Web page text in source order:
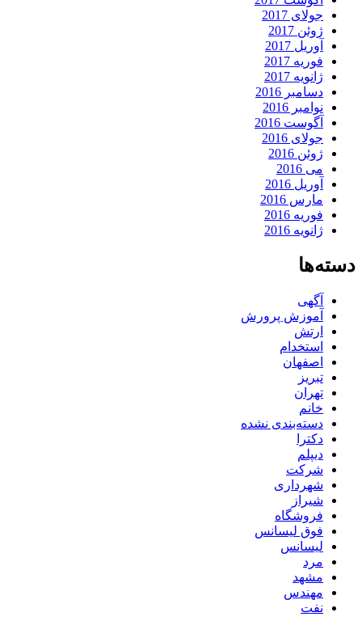
جولای 2017
ژوئن 2017
آوریل 2017
فوریه 2017
ژانویه 2017
دسامبر 2016
نوامبر 2016
آگوست 2016
جولای 2016
ژوئن 2016
می 2016
آوریل 2016
مارس 2016
فوریه 2016
ژانویه 2016
دسته‌ها
آگهی
آموزش پرورش
ارتش
استخدام
اصفهان
تبریز
تهران
خانم
دسته‌بندی نشده
دکترا
دیپلم
شرکت
شهرداری
شیراز
فروشگاه
فوق لیسانس
لیسانس
مرد
مشهد
مهندس
نفت